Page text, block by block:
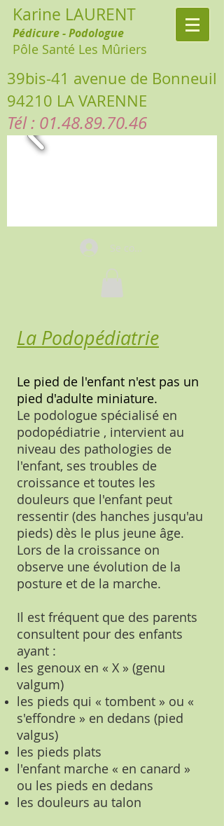
Karine LAURENT
Pédicure - Podologue
Pôle Santé Les Mûriers
39bis-41 avenue de Bonneuil
94210 LA VARENNE
Tél : 01.48.89.70.46
Se connecter
La Podopédiatrie
Le pied de l'enfant n'est pas un
pied d'adulte miniature.
Le podologue spécialisé en
podopédiatrie , intervient au
niveau des pathologies de
l'enfant, ses troubles de
croissance et toutes les
douleurs que l'enfant peut
ressentir (des hanches jusqu'au
pieds) dès le plus jeune âge.
Lors de la croissance on
observe une évolution de la
posture et de la marche.
Il est fréquent que des parents
consultent pour des enfants
ayant :
les genoux en « X » (genu
valgum)
les pieds qui « tombent » ou «
s'effondre » en dedans (pied
valgus)
les pieds plats
l'enfant marche « en canard »
ou les pieds en dedans
les douleurs au talon